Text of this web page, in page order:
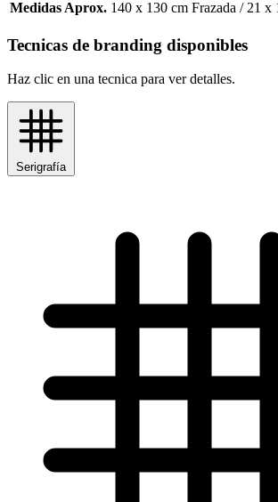
Medidas Aprox. 140 x 130 cm Frazada / 21 x
Tecnicas de branding disponibles
Haz clic en una tecnica para ver detalles.
Serigrafía